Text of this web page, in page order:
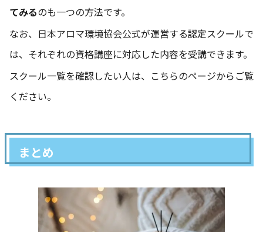
てみるのも一つの方法です。
なお、 日本アロマ環境協会公式が運営する認定スクールで
は、それぞれの資格講座に対応した内容を受講できます。
スクール一覧を確認したい人は、 こちらのページからご覧
ください。
まとめ